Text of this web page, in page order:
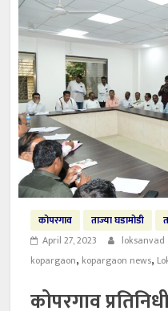
कोपरगाव ताज्या घडामोडी
April 27, 2023
loksanvad
kopargaon, kopargaon news,
कोपरगाव